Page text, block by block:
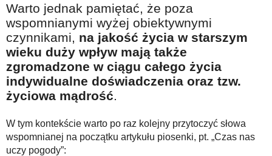
Warto jednak pamiętać, że poza
wspomnianymi wyżej obiektywnymi
czynnikami, na jakość życia w starszym
wieku duży wpływ mają także
zgromadzone w ciągu całego życia
indywidualne doświadczenia oraz tzw.
życiowa mądrość
W tym kontekście warto po raz kolejny przytoczyć słowa
wspomnianej na początku artykułu piosenki, pt. „Czas nas
uczy pogody”: